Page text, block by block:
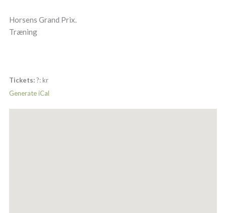
Horsens Grand Prix.
Træning
Tickets:?:kr
Generate iCal